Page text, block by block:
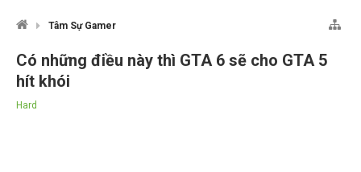
Tâm Sự Gamer
Có những điều này thì GTA 6 sẽ cho GTA 5
hít khói
Hard